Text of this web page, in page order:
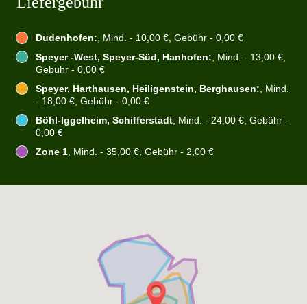
Dudenhofen:, Mind. - 10,00 €, Gebühr - 0,00 €
Speyer -West, Speyer-Süd, Hanhofen:, Mind. - 13,00 €,
Gebühr - 0,00 €
Speyer, Harthausen, Heiligenstein, Berghausen:, Mind.
- 18,00 €, Gebühr - 0,00 €
Böhl-Iggelheim, Schifferstadt, Mind. - 24,00 €, Gebühr -
0,00 €
Zone 1, Mind. - 35,00 €, Gebühr - 2,00 €